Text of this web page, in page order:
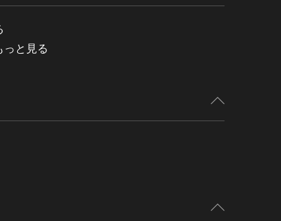
っと見る